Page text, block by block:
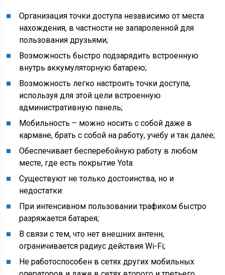
Организация точки доступа независимо от места
нахождения, в частности не запароленной для
пользования друзьями;
Возможность быстро подзарядить встроенную
внутрь аккумуляторную батарею;
Возможность легко настроить точки доступа,
используя для этой цели встроенную
административную панель;
Мобильность – можно носить с собой даже в
кармане, брать с собой на работу, учебу и так далее;
Обеспечивает бесперебойную работу в любом
месте, где есть покрытие Yota.
Существуют не только достоинства, но и
недостатки:
При интенсивном пользовании трафиком быстро
разряжается батарея;
В связи с тем, что нет внешних антенн,
ограничивается радиус действия Wi-Fi;
Не работоспособен в сетях других мобильных